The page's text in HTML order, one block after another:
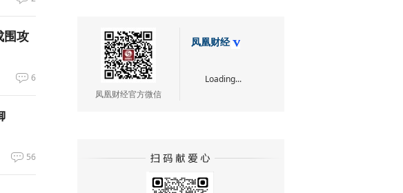
围攻
6
56
凤凰财经官方微信
凤凰财经
Loading...